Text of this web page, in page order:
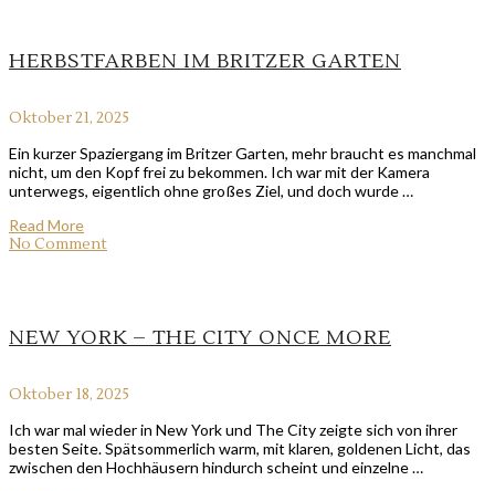
HERBSTFARBEN IM BRITZER GARTEN
Oktober 21, 2025
Ein kurzer Spaziergang im Britzer Garten, mehr braucht es manchmal
nicht, um den Kopf frei zu bekommen. Ich war mit der Kamera
unterwegs, eigentlich ohne großes Ziel, und doch wurde …
Read More
No Comment
NEW YORK – THE CITY ONCE MORE
Oktober 18, 2025
Ich war mal wieder in New York und The City zeigte sich von ihrer
besten Seite. Spätsommerlich warm, mit klaren, goldenen Licht, das
zwischen den Hochhäusern hindurch scheint und einzelne …